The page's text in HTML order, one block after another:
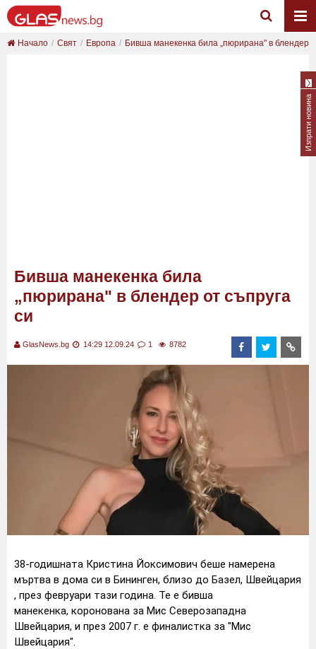
Начало Свят Европа Бивша манекенка била „пюрирана" в блендер
Бивша манекенка била
„пюрирана" в блендер от съпруга
си
GlasNews.bg 14:29 12.09.24 1 8782
38-годишната Кристина Йоксимович беше намерена
мъртва в дома си в Бининген, близо до Базел, Швейцария
, през февруари тази година. Те е бивша
манекенка, коронована за Мис Северозападна
Швейцария, и през 2007 г. е финалистка за "Мис
Швейцария".
Изпрати новина